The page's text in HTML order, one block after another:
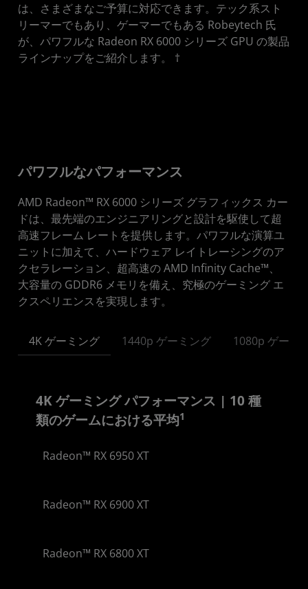
は、さまざまなご予算に対応できます。テック系スト
リーマーでもあり、ゲーマーでもある Robeytech 氏
が、パワフルな Radeon RX 6000 シリーズ GPU の製品
ラインナップをご紹介します。 †
パワフルなパフォーマンス
AMD Radeon™ RX 6000 シリーズ グラフィックス カー
ドは、最先端のエンジニアリングと設計を駆使して超
高速フレーム レートを提供します。パワフルな演算ユ
ニットに加えて、ハードウェア レイトレーシングのア
クセラレーション、超高速の AMD Infinity Cache™、
大容量の GDDR6 メモリを備え、究極のゲーミング エ
クスペリエンスを実現します。
4K ゲーミング 1440p ゲーミング 1080p ゲーミ
4K ゲーミング パフォーマンス | 10 種
類のゲームにおける平均1
Radeon™ RX 6950 XT
Radeon™ RX 6900 XT
Radeon™ RX 6800 XT